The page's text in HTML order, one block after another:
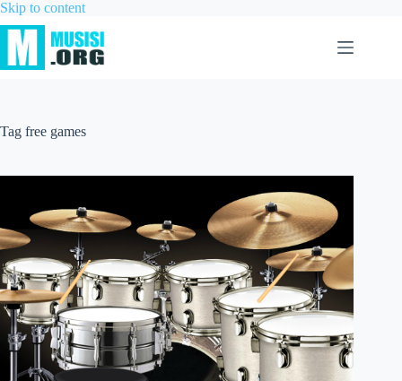
Skip to content
Tag free games